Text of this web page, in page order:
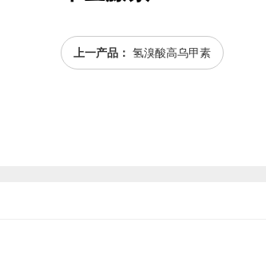
上一产品： 氢溴酸高乌甲素